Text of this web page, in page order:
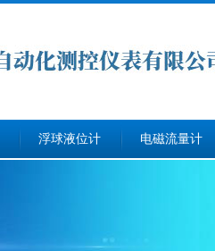
浮球液位计 电磁流量计